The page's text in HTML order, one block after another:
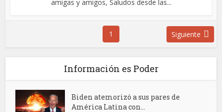
amigas y amigos, Saludos desde las...
1 Siguiente
Información es Poder
Biden atemorizó a sus pares de
América Latina con...